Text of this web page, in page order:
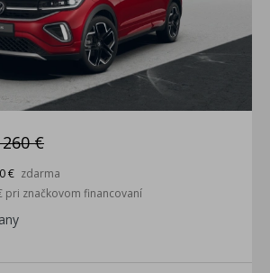
€
€ zdarma
pri značkovom financovaní